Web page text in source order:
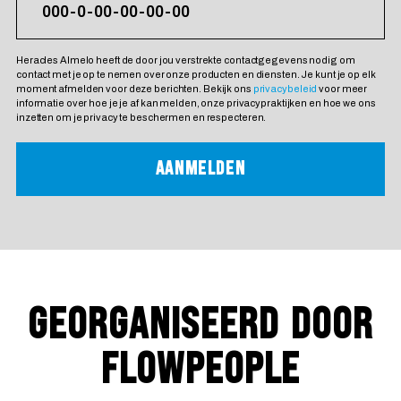
Heracles Almelo heeft de door jou verstrekte contactgegevens nodig om
contact met je op te nemen over onze producten en diensten. Je kunt je op elk
moment afmelden voor deze berichten. Bekijk ons privacybeleid voor meer
informatie over hoe je je af kan melden, onze privacypraktijken en hoe we ons
inzetten om je privacy te beschermen en respecteren.
GEORGANISEERD DOOR
FLOWPEOPLE